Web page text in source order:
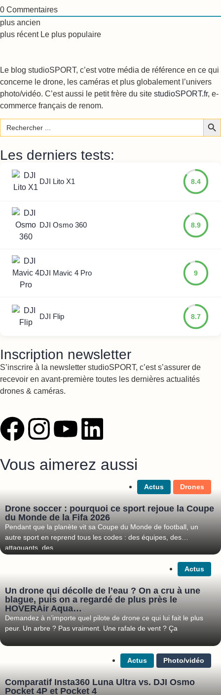
0 Commentaires
plus ancien
plus récent Le plus populaire
Le blog studioSPORT, c’est votre média de référence en ce qui
concerne le drone, les caméras et plus globalement l’univers
photo/vidéo. C’est aussi le petit frère du site studioSPORT.fr, e-
commerce français de renom.
Search
for:
Les derniers tests:
DJI Lito X1 8.4
DJI Osmo 360 8.9
DJI Mavic 4 Pro 9
DJI Flip 8.7
Inscription newsletter
S’inscrire à la newsletter studioSPORT, c’est s’assurer de
recevoir en avant-première toutes les dernières actualités
drones & caméras.
Vous aimerez aussi
Actus Drones
Drone soccer : pourquoi ce sport rejoue la Coupe
du Monde de la Fifa 2026
Pendant que la planète vit sa Coupe du Monde de football, un
autre sport en reprend tous les codes : des équipes, des
attaquants, des
Actus
Un drone qui décolle de l’eau ? On a cru à une
blague, puis on a regardé de plus près le
HOVERAir Aqua…
Demandez à n’importe quel pilote de drone ce qui lui fait le plus
peur. Un arbre ? Pas vraiment. Une rafale de vent ? Ça
Actus Photo/vidéo
Comparatif Insta360 Luna Ultra vs. DJI Osmo
Pocket 4P et Pocket 4